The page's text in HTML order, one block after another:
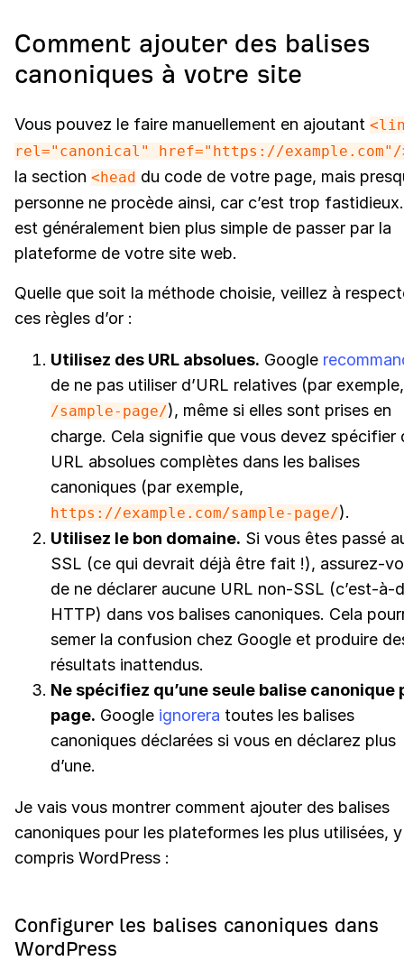
Comment ajouter des balises
canoniques à votre site
Vous pouvez le faire manuellement en ajoutant
rel="canonical" href="https://example.com"/
la section <head du code de votre page, mais
personne ne procède ainsi, car c’est trop
est généralement bien plus simple de passer par la
plateforme de votre site web.
Quelle que soit la méthode choisie, veillez à
ces règles d’or :
Utilisez des URL absolues. Google
de ne pas utiliser d’URL relatives (par exemple,
/sample-page/), même si elles sont prises en
charge. Cela signifie que vous devez spécifier
URL absolues complètes dans les balises
canoniques (par exemple,
https://example.com/sample-page/).
Utilisez le bon domaine. Si vous êtes passé
SSL (ce qui devrait déjà être fait !), assurez-
de ne déclarer aucune URL non-SSL (c’est-à-
HTTP) dans vos balises canoniques. Cela
semer la confusion chez Google et produire
résultats inattendus.
Ne spécifiez qu’une seule balise canonique
page. Google ignorera toutes les balises
canoniques déclarées si vous en déclarez plus
d’une.
Je vais vous montrer comment ajouter des balises
canoniques pour les plateformes les plus utilisées, y
compris WordPress :
Configurer les balises canoniques dans
WordPress